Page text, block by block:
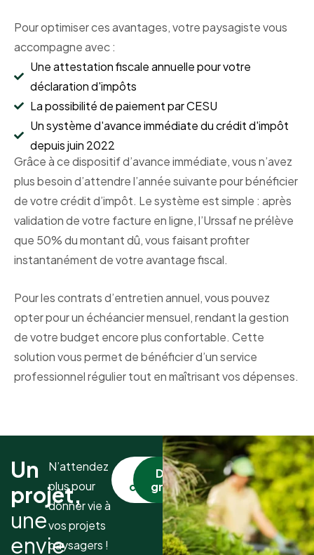
Pour optimiser ces avantages, votre paysagiste vous
accompagne avec :
Une attestation fiscale annuelle pour votre
déclaration d'impôts
La possibilité de paiement par CESU
Un système d'avance immédiate du crédit d'impôt
depuis juin 2022
Grâce à ce dispositif d’avance immédiate, vous n’avez
plus besoin d’attendre l’année suivante pour bénéficier
de votre crédit d’impôt. Le système est simple : après
validation de votre facture en ligne, l’Urssaf ne prélève
que 50% du montant dû, vous faisant profiter
instantanément de votre avantage fiscal.
Pour les contrats d’entretien annuel, vous pouvez
opter pour un échéancier mensuel, rendant la gestion
de votre budget encore plus confortable. Cette
solution vous permet de bénéficier d’un service
professionnel régulier tout en maîtrisant vos dépenses.
Un
projet,
une
envie
N’attendez
plus pour
donner vie à
vos projets
paysagers !
Nous
contacter
Devis
gratuit